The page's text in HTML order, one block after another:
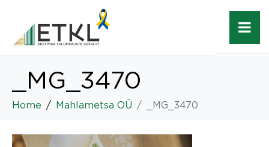
_MG_3470
Home Mahlametsa OÜ _MG_3470